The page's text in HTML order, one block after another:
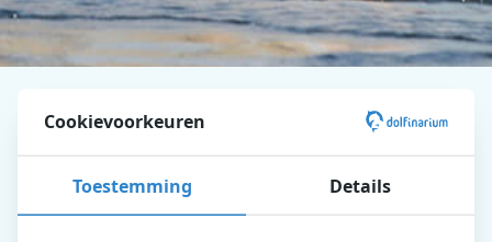
Openingstijden Dolfinarium
Het Dolfinarium is dagelijks geopend t/m 25
Cookievoorkeuren
Toestemming Details